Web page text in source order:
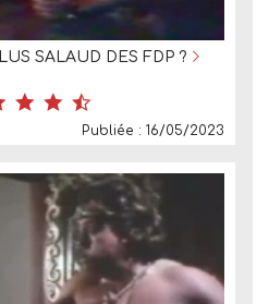
SALAUD DES FDP ?
Publiée : 16/05/2023